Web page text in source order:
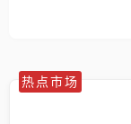
热点市场